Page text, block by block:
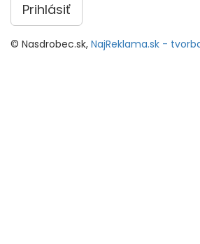
Prihlásiť
© Nasdrobec.sk, NajReklama.sk -